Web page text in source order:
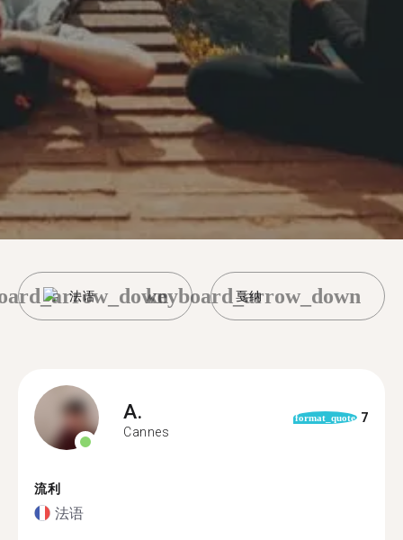
法语 戛纳
keyboard_arrow_down
A.
Cannes
format_quote 7
流利
法语